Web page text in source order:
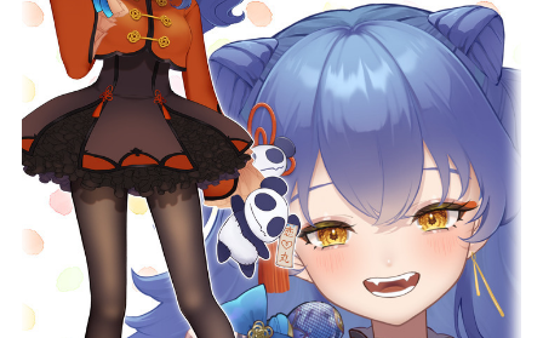
ぶいコミュ！by muevo
ぶいマガ！ by muevo
Follow us
Official SNS